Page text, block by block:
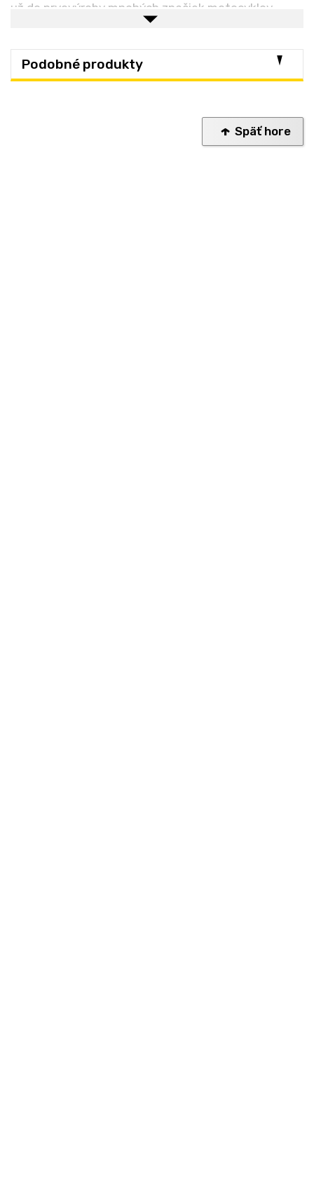
už do prvovýroby mnohých značiek motocyklov.
Lepšia efektivita zapaľovania
Rýchlejšie štartovanie a pokojnejší chod
Podobné produkty
Späť hore